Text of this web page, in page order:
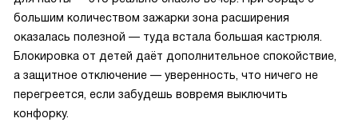
большим количеством зажарки зона расширения
оказалась полезной — туда встала большая кастрюля.
Блокировка от детей даёт дополнительное спокойствие,
а защитное отключение — уверенность, что ничего не
перегреется, если забудешь вовремя выключить
конфорку.